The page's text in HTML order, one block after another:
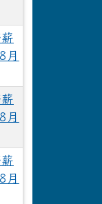
月
月
月